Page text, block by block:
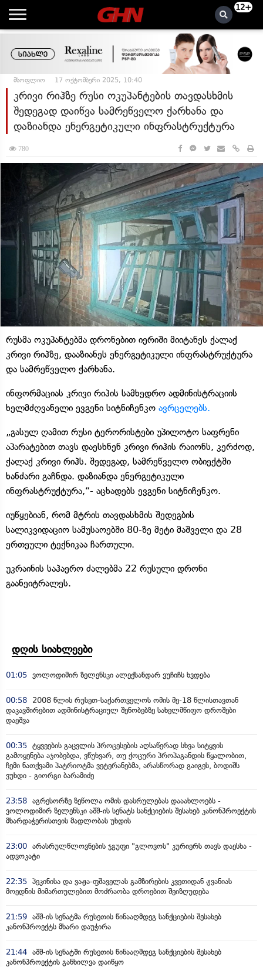
12+
მსოფლიო 17 ოქტომბერი 2025, 10:40
კრივი რიჰზე რუსი ოკუპანტების თავდასხმის
შედეგად დაიწვა სამრეწველო ქარხანა და
დაზიანდა ენერგეტიკული ინფრასტრუქტურა
780
რუსმა ოკუპანტებმა დრონებით იერიში მიიტანეს ქალაქ
კრივი რიჰზე, დააზიანეს ენერგეტიკული ინფრასტრუქტურა
და სამრეწველო ქარხანა.
ინფორმაციას კრივი რიჰის სამხედრო ადმინისტრაციის
ხელმძღვანელი ევგენი სიტნიჩენკო ავრცელებს.
„გასულ ღამით რუსი ტერორისტები უპილოტო საფრენი
აპარატებით თავს დაესხნენ კრივი რიჰის რაიონს, კერძოდ,
ქალაქ კრივი რიჰს. შედეგად, სამრეწველო ობიექტში
ხანძარი გაჩნდა. დაზიანდა ენერგეტიკული
ინფრასტრუქტურა,“- აცხადებს ევგენი სიტნიჩენკო.
იუწყებიან, რომ მტრის თავდასხმის შედეგბის
სალიკვიდაციო სამუსაოებში 80-ზე მეტი მაშველი და 28
ერთეული ტექნიკაა ჩართული.
უკრაინის საჰაერო ძალებმა 22 რუსული დრონი
გაანეიტრალეს.
დღის სიახლეები
01:05 ვოლოდიმირ ზელენსკი ალექსანდარ ვუჩიჩს ხვდება
00:58
2008 წლის რუსეთ-საქართველოს ომის მე-18 წლისთავთან
დაკავშირებით ადმინისტრაციულ შენობებზე სახელმწიფო დროშები
დაეშვა
00:35 ტყვეების გაცვლის პროცესების აღსაწერად სხვა სიტყვის
გამოყენება აჯობებდა, ვწუხვარ, თუ ქოცური პროპაგანდის წყალობით,
ჩემი ნათქვამი პატრიოტმა ვეტერანებმა, არასწორად გაიგეს, ბოდიშს
ვუხდი - გიორგი ბარამიძე
23:58 აგრესორზე ზეწოლა ომის დასრულებას დააახლოებს -
ვოლოდიმირ ზელენსკი აშშ-ის სენატს სანქციების შესახებ კანონპროექტის
მხარდაჭერისთვის მადლობას უხდის
23:00 არასრულწლოვნების ჯგუფი "გლოვოს" კურიერს თავს დაესხა -
ადვოკატი
22:35 პეკინისა და ვაჟა-ფშაველას გამზირების კვეთიდან ჟვანიას
მოედნის მიმართულებით მოძრაობა დროებით შეიზღუდება
21:59 აშშ-ის სენატმა რუსეთის წინააღმდეგ სანქციების შესახებ
კანონპროექტს მხარი დაუჭირა
21:44 აშშ-ის სენატში რუსეთის წინააღმდეგ სანქციების შესახებ
კანონპროექტის განხილვა დაიწყო